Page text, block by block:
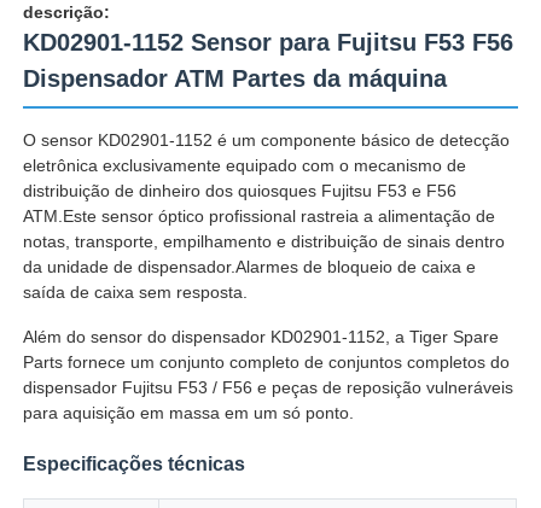
descrição:
KD02901-1152 Sensor para Fujitsu F53 F56
Dispensador ATM Partes da máquina
O sensor KD02901-1152 é um componente básico de detecção
eletrônica exclusivamente equipado com o mecanismo de
distribuição de dinheiro dos quiosques Fujitsu F53 e F56
ATM.Este sensor óptico profissional rastreia a alimentação de
notas, transporte, empilhamento e distribuição de sinais dentro
da unidade de dispensador.Alarmes de bloqueio de caixa e
saída de caixa sem resposta.
Além do sensor do dispensador KD02901-1152, a Tiger Spare
Parts fornece um conjunto completo de conjuntos completos do
dispensador Fujitsu F53 / F56 e peças de reposição vulneráveis
para aquisição em massa em um só ponto.
Especificações técnicas